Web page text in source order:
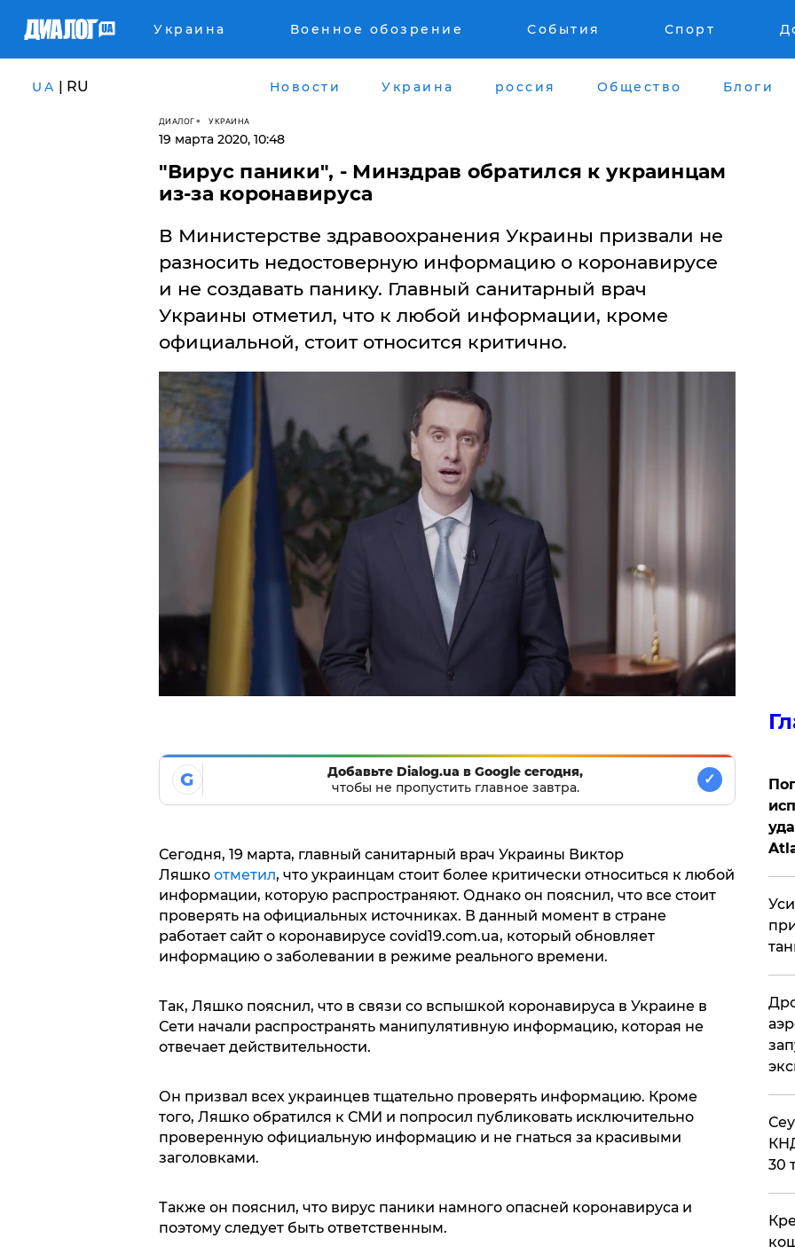
Украина Военное обозрение События Спорт
UA | RU Новости Украина россия Общество Блоги
ДИАЛОГ УКРАИНА
19 марта 2020, 10:48
"Вирус паники", - Минздрав обратился к украинцам
из-за коронавируса
В Министерстве здравоохранения Украины призвали не
разносить недостоверную информацию о коронавирусе
и не создавать панику. Главный санитарный врач
Украины отметил, что к любой информации, кроме
официальной, стоит относится критично.
G
Добавьте Dialog.ua в Google сегодня,
чтобы не пропустить главное завтра.
✓
Сегодня, 19 марта, главный санитарный врач Украины Виктор
Ляшко отметил, что украинцам стоит более критически относиться к любой
информации, которую распространяют. Однако он пояснил, что все стоит
проверять на официальных источниках. В данный момент в стране
работает сайт о коронавирусе covid19.com.ua, который обновляет
информацию о заболевании в режиме реального времени.
Так, Ляшко пояснил, что в связи со вспышкой коронавируса в Украине в
Сети начали распространять манипулятивную информацию, которая не
отвечает действительности.
Он призвал всех украинцев тщательно проверять информацию. Кроме
того, Ляшко обратился к СМИ и попросил публиковать исключительно
проверенную официальную информацию и не гнаться за красивыми
заголовками.
Также он пояснил, что вирус паники намного опасней коронавируса и
поэтому следует быть ответственным.
30